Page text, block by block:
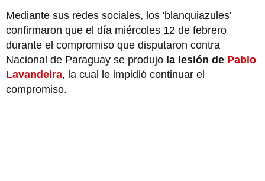
Mediante sus redes sociales, los 'blanquiazules'
confirmaron que el día miércoles 12 de febrero
durante el compromiso que disputaron contra
Nacional de Paraguay se produjo la lesión de Pablo
Lavandeira, la cual le impidió continuar el
compromiso.